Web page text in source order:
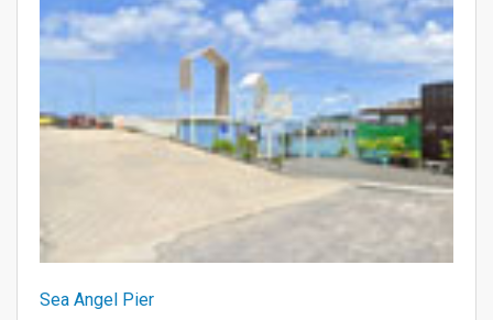
Sea Angel Pier